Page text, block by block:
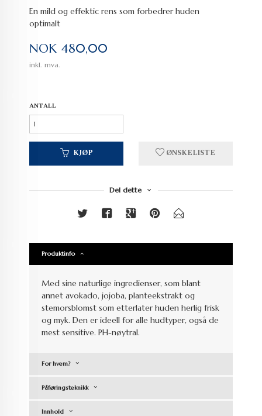
En mild og effektic rens som forbedrer huden
optimalt
Pris
NOK 480,00
inkl. mva.
ANTALL
KJØP ØNSKELISTE
Del dette
Produktinfo
Med sine naturlige ingredienser, som blant
annet avokado, jojoba, planteekstrakt og
stemorsblomst som etterlater huden herlig frisk
og myk. Den er ideell for alle hudtyper, også de
mest sensitive. PH-nøytral.
For hvem?
Påføringsteknikk
Innhold